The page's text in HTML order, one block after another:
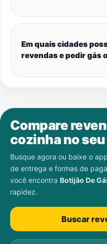
Em quais cidades
revendas e pedir gás
Compare
cozinha no
Busque agora ou baixe o
de entrega e formas de
você encontra Botijão De
rapidez.
Buscar